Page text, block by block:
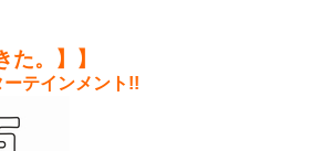
た。】】
テインメント!!